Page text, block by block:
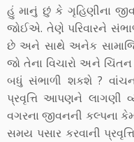
હું માનું છું કે ગૃહિણીના
જોઈએ. તેણે પરિવારને
છે અને સાથે અનેક
જો તેના વિચારો અને
બધું સંભાળી શકશે ?
પ્રવૃત્તિ આપણને લાગણી
વગરના જીવનની કલ્પના
સમય પસાર કરવાની